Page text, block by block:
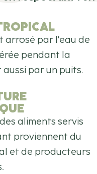
arrosé par l'eau de
pendant la
par un puits.
aliments servis
proviennent du
et de producteurs